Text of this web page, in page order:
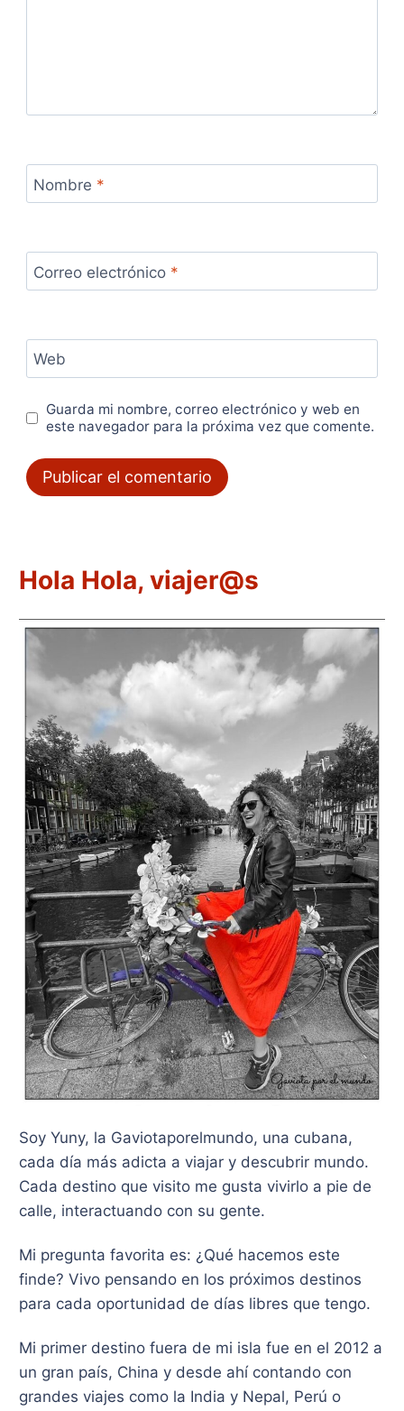
Nombre *
Correo electrónico *
Web
Guarda mi nombre, correo electrónico y web en
este navegador para la próxima vez que comente.
Hola Hola, viajer@s
Soy Yuny, la Gaviotaporelmundo, una cubana,
cada día más adicta a viajar y descubrir mundo.
Cada destino que visito me gusta vivirlo a pie de
calle, interactuando con su gente.
Mi pregunta favorita es: ¿Qué hacemos este
finde? Vivo pensando en los próximos destinos
para cada oportunidad de días libres que tengo.
​Mi primer destino fuera de mi isla fue en el 2012 a
un gran país, China y desde ahí contando con
grandes viajes como la India y Nepal, Perú o